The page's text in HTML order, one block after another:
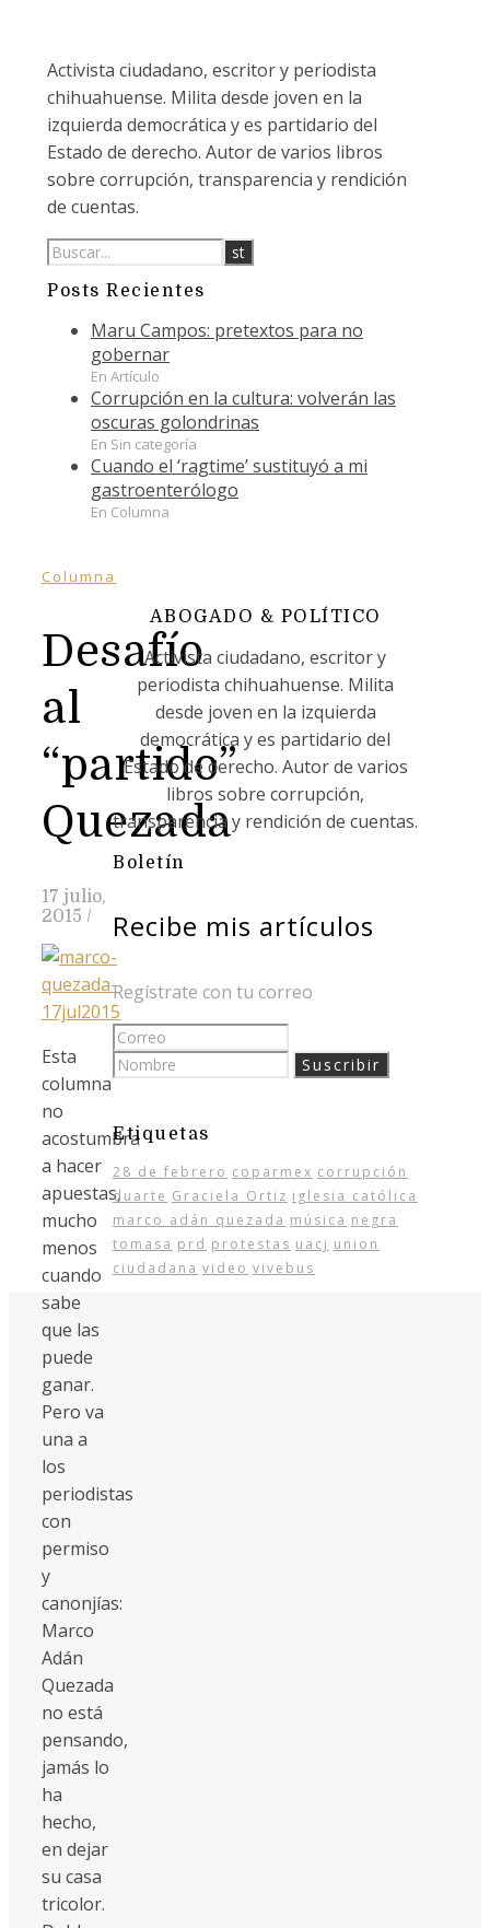
Activista ciudadano, escritor y periodista
chihuahuense. Milita desde joven en la
izquierda democrática y es partidario del
Estado de derecho. Autor de varios libros
sobre corrupción, transparencia y rendición
de cuentas.
Posts Recientes
Maru Campos: pretextos para no
gobernar
En Artículo
Corrupción en la cultura: volverán las
oscuras golondrinas
En Sin categoría
Cuando el ‘ragtime’ sustituyó a mi
gastroenterólogo
En Columna
Columna
Desafío
al
“partido”
Quezada
17 julio,
2015 /
Esta
columna
no
acostumbra
a hacer
apuestas,
mucho
menos
cuando
sabe
que las
puede
ganar.
Pero va
una a
los
periodistas
con
permiso
y
canonjías:
Marco
Adán
Quezada
no está
pensando,
jamás lo
ha
hecho,
en dejar
su casa
tricolor.
ABOGADO & POLÍTICO
Activista ciudadano, escritor y
periodista chihuahuense. Milita
desde joven en la izquierda
democrática y es partidario del
Estado de derecho. Autor de varios
libros sobre corrupción,
transparencia y rendición de cuentas.
Boletín
Recibe mis artículos
Regístrate con tu correo
Etiquetas
28 de febrero coparmex corrupción
duarte Graciela Ortiz iglesia católica
marco adán quezada música negra
tomasa prd protestas uacj union
ciudadana video vivebus